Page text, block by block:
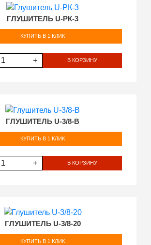
ГЛУШИТЕЛЬ U-РК-3
КУПИТЬ В 1 КЛИК
+ В КОРЗИНУ
ГЛУШИТЕЛЬ U-3/8-В
КУПИТЬ В 1 КЛИК
+ В КОРЗИНУ
ГЛУШИТЕЛЬ U-3/8-20
КУПИТЬ В 1 КЛИК